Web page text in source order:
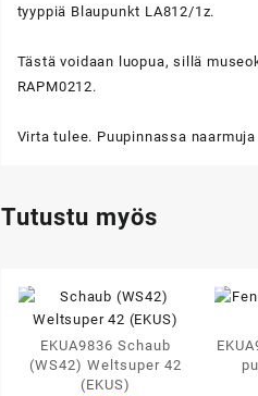
tyyppiä Blaupunkt LA812/1z.
Tästä voidaan luopua, sillä
RAPM0212.
Virta tulee. Puupinnassa
Tutustu myös
EKUA9836 Schaub
(WS42) Weltsuper 42
(EKUS)